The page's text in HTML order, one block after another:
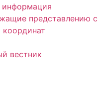
информация
представлению с
координат
вестник